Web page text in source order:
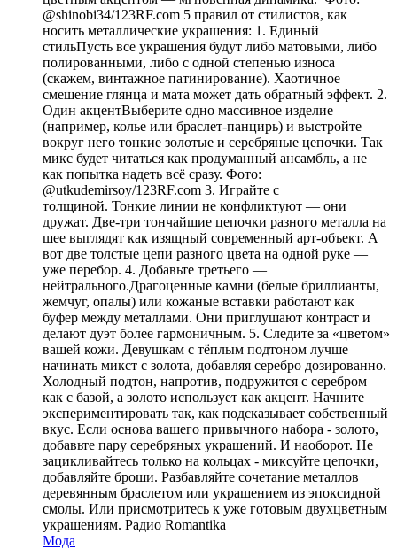
@shinobi34/123RF.com 5 правил от стилистов, как
носить металлические украшения: 1. Единый
стильПусть все украшения будут либо матовыми, либо
полированными, либо с одной степенью износа
(скажем, винтажное патинирование). Хаотичное
смешение глянца и мата может дать обратный эффект. 2.
Один акцентВыберите одно массивное изделие
(например, колье или браслет-панцирь) и выстройте
вокруг него тонкие золотые и серебряные цепочки. Так
микс будет читаться как продуманный ансамбль, а не
как попытка надеть всё сразу. Фото:
@utkudemirsoy/123RF.com 3. Играйте с
толщиной. Тонкие линии не конфликтуют — они
дружат. Две-три тончайшие цепочки разного металла на
шее выглядят как изящный современный арт-объект. А
вот две толстые цепи разного цвета на одной руке —
уже перебор. 4. Добавьте третьего —
нейтрального.Драгоценные камни (белые бриллианты,
жемчуг, опалы) или кожаные вставки работают как
буфер между металлами. Они приглушают контраст и
делают дуэт более гармоничным. 5. Следите за «цветом»
вашей кожи. Девушкам с тёплым подтоном лучше
начинать микст с золота, добавляя серебро дозированно.
Холодный подтон, напротив, подружится с серебром
как с базой, а золото использует как акцент. Начните
экспериментировать так, как подсказывает собственный
вкус. Если основа вашего привычного набора - золото,
добавьте пару серебряных украшений. И наоборот. Не
зацикливайтесь только на кольцах - миксуйте цепочки,
добавляйте броши. Разбавляйте сочетание металлов
деревянным браслетом или украшением из эпоксидной
смолы. Или присмотритесь к уже готовым двухцветным
украшениям. Радио Romantika
Мода